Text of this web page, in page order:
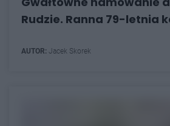
Rudzie. Ranna 79-letnia
AUTOR: Jacek Skorek